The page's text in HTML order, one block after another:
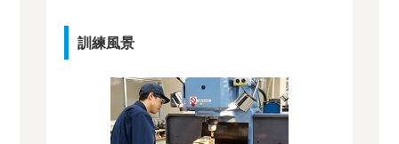
訓練風景